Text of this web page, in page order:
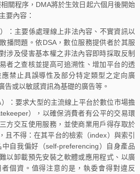
關程序，DMA將於生效日起六個月後開始
要內容：
：主要係處理線上非法內容、不實資訊以
播問題。依DSA，數位服務提供者於其服
涉及侵害基本權之非法內容即時採取反制
者之查核並提高可追溯性、增加平台的透
禁止具誤導性及部分特定類型之定向廣
告或以敏感資訊為基礎的廣告等。
：要求大型的主流線上平台於數位市場擔
），以確保消費者有公平的交易環
方交互使用服務，並使商業用戶得存取於
且不得：在其平台的檢索（index）與索引
中自我偏好（self-preferencing）自身產品
以卸載預先安裝之軟體或應用程式、以廣
個資。值得注意的是，執委會得對違反